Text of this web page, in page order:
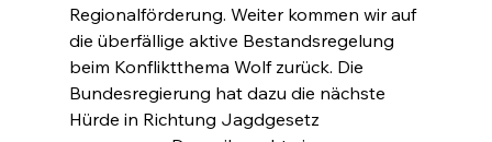
Regionalförderung. Weiter kommen wir auf
die überfällige aktive Bestandsregelung
beim Konfliktthema Wolf zurück. Die
Bundesregierung hat dazu die nächste
Hürde in Richtung Jagdgesetz